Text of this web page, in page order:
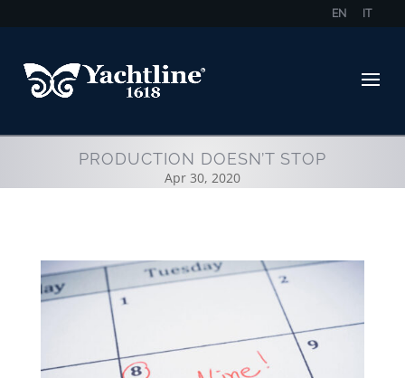
EN IT
PRODUCTION DOESN’T STOP
Apr 30, 2020